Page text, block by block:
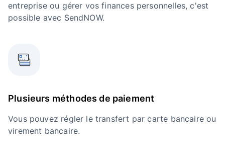
entreprise ou gérer vos finances personnelles, c'est
possible avec SendNOW.
Plusieurs méthodes de paiement
Vous pouvez régler le transfert par carte bancaire ou
virement bancaire.